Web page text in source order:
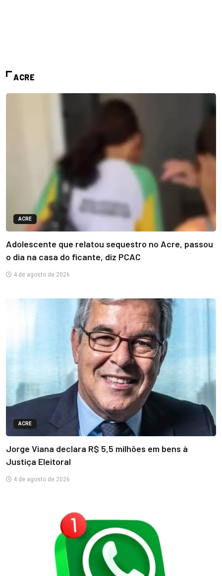
ACRE
ACRE
Adolescente que relatou sequestro no Acre, passou
o dia na casa do ficante, diz PCAC
4 de agosto de 2026
ACRE
Jorge Viana declara R$ 5,5 milhões em bens à
Justiça Eleitoral
4 de agosto de 2026